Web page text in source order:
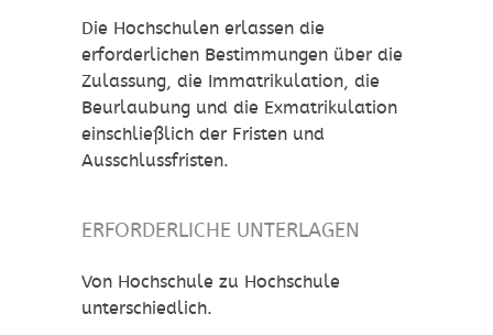
Die Hochschulen erlassen die
erforderlichen Bestimmungen über die
Zulassung, die Immatrikulation, die
Beurlaubung und die Exmatrikulation
einschließlich der Fristen und
Ausschlussfristen.
ERFORDERLICHE UNTERLAGEN
Von Hochschule zu Hochschule
unterschiedlich.